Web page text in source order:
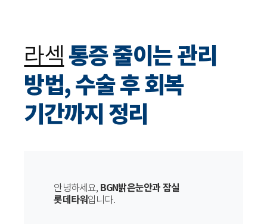
라섹 통증 줄이는 관리
방법, 수술 후 회복
기간까지 정리
안녕하세요, BGN밝은눈안과 잠실
롯데타워입니다.